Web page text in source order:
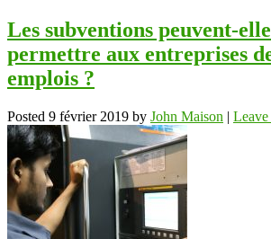
Les subventions peuvent-
permettre aux entreprises
emplois ?
Posted 9 février 2019 by John Maison | Leave